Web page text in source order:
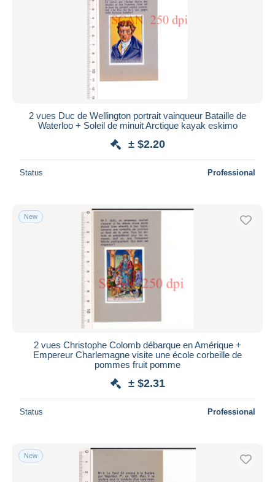
2 vues Duc de Wellington portrait vainqueur Bataille de
Waterloo + Soleil de minuit Arctique kayak eskimo
± $2.20
Status Professional
New
2 vues Christophe Colomb débarque en Amérique +
Empereur Charlemagne visite une école corbeille de
pommes fruit pomme
± $2.31
Status Professional
New